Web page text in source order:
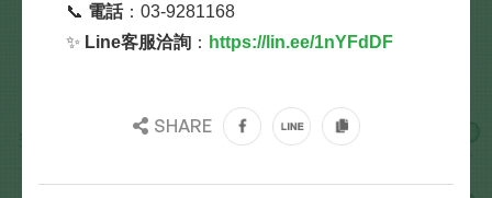
📞 電話：03-9281168
✨ Line客服洽詢 ： https://lin.ee/1nYFdDF
SHARE